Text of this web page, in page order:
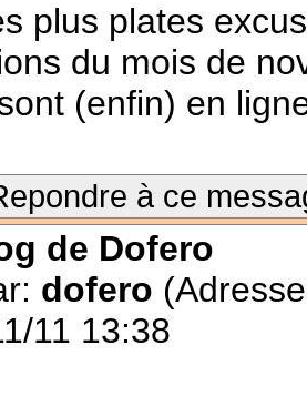
plus plates
du mois de
(enfin) en
à ce
de Dofero
dofero
11 13:38